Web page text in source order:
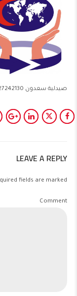
صيدلية سعدون 027242130 / إربد – ش.السينما
LEAVE A REPLY
fields are marked *
Comment